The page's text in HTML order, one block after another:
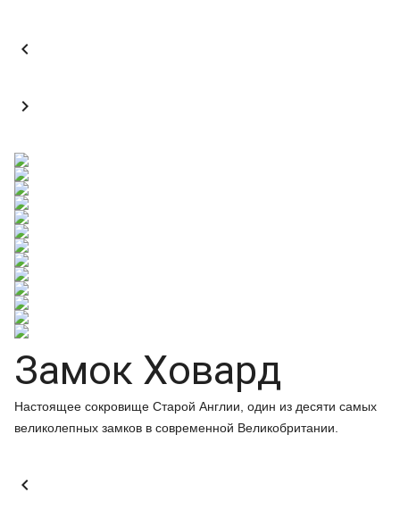


Замок Ховард
Настоящее сокровище Старой Англии, один из десяти самых
великолепных замков в современной Великобритании.
